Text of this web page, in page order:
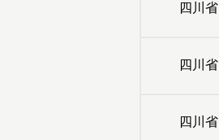
四川省
四川省
四川省